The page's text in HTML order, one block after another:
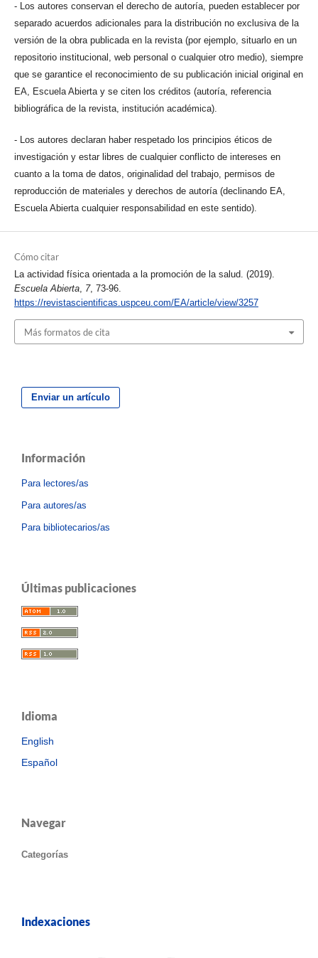
- Los autores conservan el derecho de autoría, pueden establecer por
separado acuerdos adicionales para la distribución no exclusiva de la
versión de la obra publicada en la revista (por ejemplo, situarlo en un
repositorio institucional, web personal o cualquier otro medio), siempre
que se garantice el reconocimiento de su publicación inicial original en
EA, Escuela Abierta y se citen los créditos (autoría, referencia
bibliográfica de la revista, institución académica).
- Los autores declaran haber respetado los principios éticos de
investigación y estar libres de cualquier conflicto de intereses en
cuanto a la toma de datos, originalidad del trabajo, permisos de
reproducción de materiales y derechos de autoría (declinando EA,
Escuela Abierta cualquier responsabilidad en este sentido).
Cómo citar
La actividad física orientada a la promoción de la salud. (2019).
Escuela Abierta, 7, 73-96.
https://revistascientificas.uspceu.com/EA/article/view/3257
Más formatos de cita
Enviar un artículo
Información
Para lectores/as
Para autores/as
Para bibliotecarios/as
Últimas publicaciones
Idioma
English
Español
Navegar
Categorías
Indexaciones